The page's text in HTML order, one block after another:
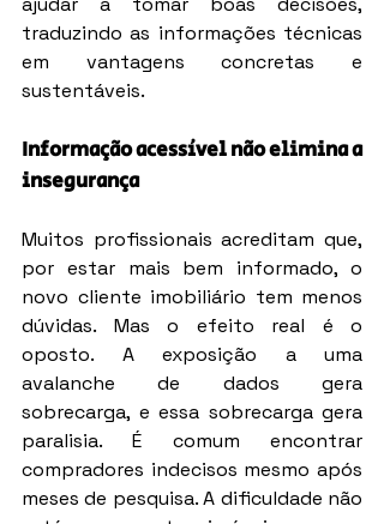
traduzindo as informações técnicas
em vantagens concretas e
sustentáveis.
Informação acessível não elimina a
insegurança
Muitos profissionais acreditam que,
por estar mais bem informado, o
novo cliente imobiliário tem menos
dúvidas. Mas o efeito real é o
oposto. A exposição a uma
avalanche de dados gera
sobrecarga, e essa sobrecarga gera
paralisia. É comum encontrar
compradores indecisos mesmo após
meses de pesquisa. A dificuldade não